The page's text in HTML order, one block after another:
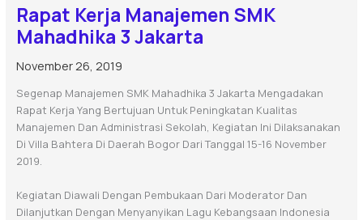
Rapat Kerja Manajemen SMK
Mahadhika 3 Jakarta
November 26, 2019
Segenap Manajemen SMK Mahadhika 3 Jakarta Mengadakan
Rapat Kerja Yang Bertujuan Untuk Peningkatan Kualitas
Manajemen Dan Administrasi Sekolah, Kegiatan Ini Dilaksanakan
Di Villa Bahtera Di Daerah Bogor Dari Tanggal 15-16 November
2019.
Kegiatan Diawali Dengan Pembukaan Dari Moderator Dan
Dilanjutkan Dengan Menyanyikan Lagu Kebangsaan Indonesia